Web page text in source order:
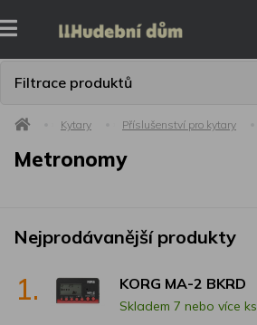
Filtrace produktů
Kytary Příslušenství pro kytary
Metronomy
Nejprodávanější produkty
1. KORG MA-2 BKRD
Skladem 7 nebo více ks